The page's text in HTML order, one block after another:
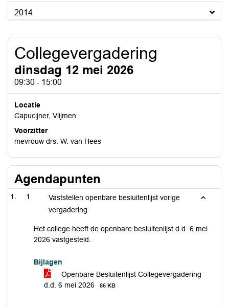
2014
Collegevergadering
dinsdag 12 mei 2026
09:30 - 15:00
Locatie
Capucijner, Vlijmen
Voorzitter
mevrouw drs. W. van Hees
Agendapunten
1
Vaststellen openbare besluitenlijst vorige
vergadering
Het college heeft de openbare besluitenlijst d.d. 6 mei
2026 vastgesteld.
Bijlagen
Openbare Besluitenlijst Collegevergadering
d.d. 6 mei 2026
86 KB